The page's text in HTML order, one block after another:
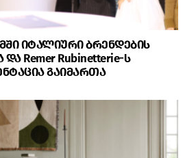
იტალიური ბრენდების
და Remer Rubinetterie-ს
გაიმართა